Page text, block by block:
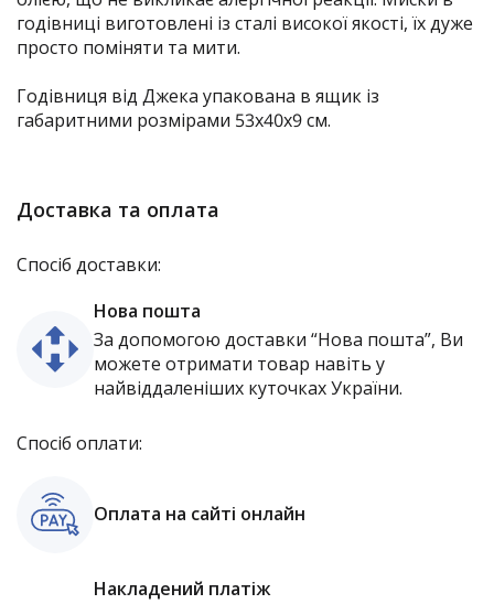
годівниці виготовлені із сталі високої якості, їх дуже
просто поміняти та мити.
Годівниця від Джека упакована в ящик із
габаритними розмірами 53х40х9 см.
Доставка та оплата
Спосіб доставки:
Нова пошта
За допомогою доставки “Нова пошта”, Ви
можете отримати товар навіть у
найвіддаленіших куточках України.
Спосіб оплати:
Оплата на сайті онлайн
Накладений платіж